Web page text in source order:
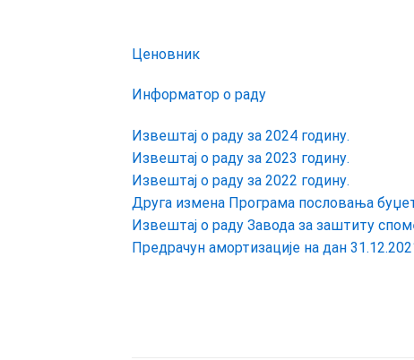
Ценовник
Информатор о раду
Извештај о рaду за 2024 годину.
Извештај о рaду за 2023 годину.
Извештај о рaду за 2022 годину.
Друга измена Програма пословања
Извештај о раду Завода за заштиту
Предрачун амортизације на дан